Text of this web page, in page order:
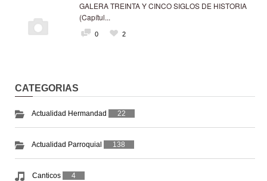
GALERA TREINTA Y CINCO SIGLOS DE HISTORIA
(Capítul...
0 2
CATEGORIAS
Actualidad Hermandad 22
Actualidad Parroquial 138
Canticos 4